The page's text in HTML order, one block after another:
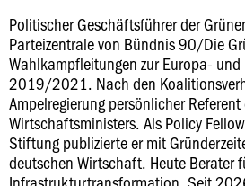
Politischer Geschäftsführer der
Parteizentrale von Bündnis 90/Die
Wahlkampfleitungen zur Europa-
2019/2021. Nach den
Ampelregierung persönlicher Referent
Wirtschaftsministers. Als Policy
Stiftung publizierte er mit
deutschen Wirtschaft. Heute Berater